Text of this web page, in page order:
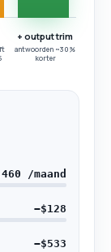
+ output trim
antwoorden ~30%
korter
/maand
−$128
−$533